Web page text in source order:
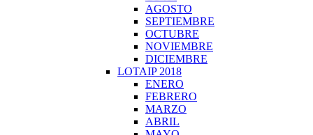
AGOSTO
SEPTIEMBRE
OCTUBRE
NOVIEMBRE
DICIEMBRE
LOTAIP 2018
ENERO
FEBRERO
MARZO
ABRIL